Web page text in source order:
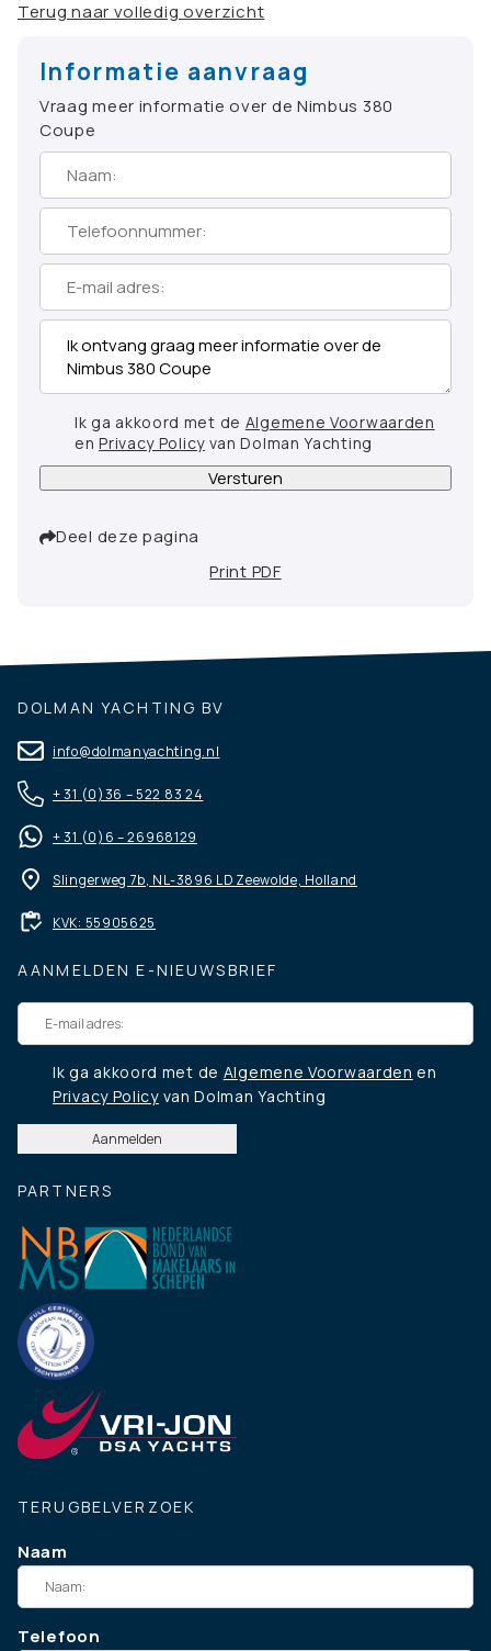
Terug naar volledig overzicht
Informatie aanvraag
Vraag meer informatie over de Nimbus 380
Coupe
Ik ga akkoord met de Algemene Voorwaarden
enPrivacy Policyvan Dolman Yachting
Versturen
Deel deze pagina
Print PDF
DOLMAN YACHTING BV
info@dolmanyachting.nl
+ 31 (0)36 – 522 83 24
+ 31 (0)6 – 26968129
Slingerweg 7b, NL-3896 LD Zeewolde, Holland
KVK: 55905625
AANMELDEN E-NIEUWSBRIEF
Ik ga akkoord met de Algemene Voorwaarden en
Privacy Policyvan Dolman Yachting
TERUGBELVERZOEK
Naam
Telefoon
PARTNERS